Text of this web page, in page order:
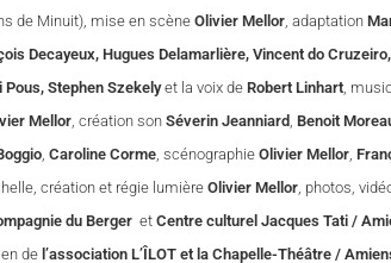
de Minuit), mise en scène Olivier Mellor, adaptation
Decayeux, Hugues Delamarlière, Vincent do
Pous, Stephen Szekelyet la voix de Robert Linhart,
Mellor, création son Séverin Jeanniard , Benoit
, Caroline Corme, scénographie Olivier Mellor,
création et régie lumière Olivier Mellor, photos,
du Berger et Centre culturel Jacques Tati /
de l’association L’ÎLOT et la Chapelle-Théâtre /